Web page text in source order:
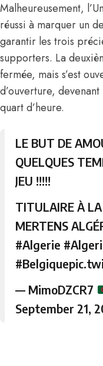
Malheureusement,
réussi à marquer un
garantir les trois
supporters. La
fermée, mais s’est
d’ouverture,
quart d’heure.
LE BUT DE
QUELQUES
JEU !!!!!
TITULAIRE À
MERTENS
#Algerie
#Belgique
— MimoDZCR7
September 21,